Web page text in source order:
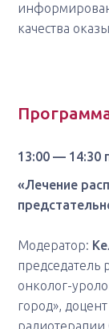
качества
13:00 — 14:30
«Лечение
Модератор:
председатель
онколог-
город»,